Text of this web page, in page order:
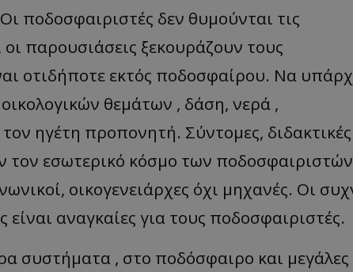
ποδοσφαιριστές δεν θυμούνται τις
παρουσιάσεις ξεκουράζουν τους
οτιδήποτε εκτός ποδοσφαίρου. Να
θεμάτων , δάση, νερά ,
ηγέτη προπονητή. Σύντομες,
τον εσωτερικό κόσμο των
οικογενειάρχες όχι μηχανές. Οι
αναγκαίες για τους ποδοσφαιριστές.
συστήματα , στο ποδόσφαιρο και μεγάλες